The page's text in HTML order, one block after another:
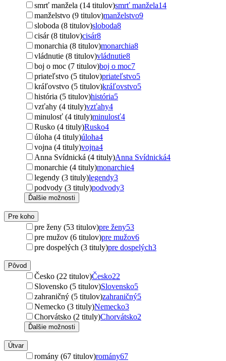
smrť manžela (14 titulov)smrť manžela14
manželstvo (9 titulov)manželstvo9
sloboda (8 titulov)sloboda8
cisár (8 titulov)cisár8
monarchia (8 titulov)monarchia8
vládnutie (8 titulov)vládnutie8
boj o moc (7 titulov)boj o moc7
priateľstvo (5 titulov)priateľstvo5
kráľovstvo (5 titulov)kráľovstvo5
história (5 titulov)história5
vzťahy (4 tituly)vzťahy4
minulosť (4 tituly)minulosť4
Rusko (4 tituly)Rusko4
úloha (4 tituly)úloha4
vojna (4 tituly)vojna4
Anna Svídnická (4 tituly)Anna Svídnická4
monarchie (4 tituly)monarchie4
legendy (3 tituly)legendy3
podvody (3 tituly)podvody3
Ďalšie možnosti
Pre koho
pre ženy (53 titulov)pre ženy53
pre mužov (6 titulov)pre mužov6
pre dospelých (3 tituly)pre dospelých3
Pôvod
Česko (22 titulov)Česko22
Slovensko (5 titulov)Slovensko5
zahraničný (5 titulov)zahraničný5
Nemecko (3 tituly)Nemecko3
Chorvátsko (2 tituly)Chorvátsko2
Ďalšie možnosti
Útvar
romány (67 titulov)romány67